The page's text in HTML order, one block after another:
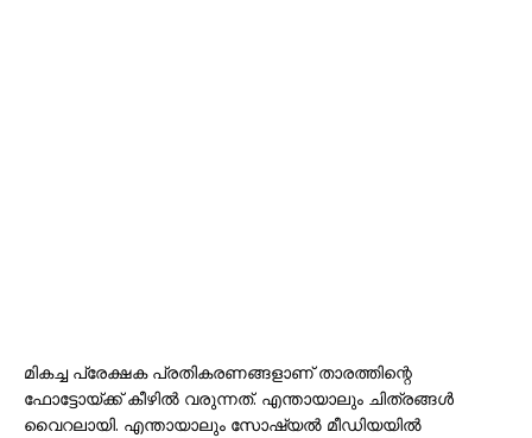
മികച്ച പ്രേക്ഷക പ്രതികരണങ്ങളാണ് താരത്തിന്റെ
ഫോട്ടോയ്ക്ക് കീഴിൽ വരുന്നത്. എന്തായാലും ചിത്രങ്ങൾ
വൈറലായി. എന്തായാലും സോഷ്യൽ മീഡിയയിൽ